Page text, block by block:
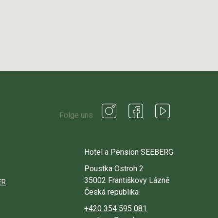
Folge uns
Hotel a Pension SEEBERG
Poustka Ostroh 2
35002 Františkovy Lázně
Česká republika
+420 354 595 081